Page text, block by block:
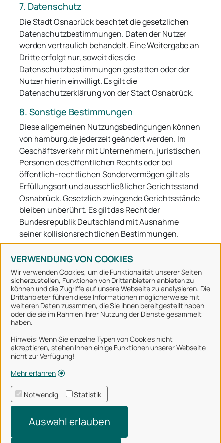
VERWENDUNG VON COOKIES
Wir verwenden Cookies, um die Funktionalität unserer Seiten
sicherzustellen, Funktionen von Drittanbietern anbieten zu
können und die Zugriffe auf unsere Webseite zu analysieren. Die
Drittanbieter führen diese Informationen möglicherweise mit
weiteren Daten zusammen, die Sie ihnen bereitgestellt haben
oder die sie im Rahmen Ihrer Nutzung der Dienste gesammelt
haben.
Hinweis: Wenn Sie einzelne Typen von Cookies nicht
akzeptieren, stehen Ihnen einige Funktionen unserer Webseite
nicht zur Verfügung!
Mehr erfahren
Notwendig Statistik
Auswahl erlauben
7. Datenschutz
Die Stadt Osnabrück beachtet die gesetzlichen
Datenschutzbestimmungen. Daten der Nutzer
werden vertraulich behandelt. Eine Weitergabe an
Dritte erfolgt nur, soweit dies die
Datenschutzbestimmungen gestatten oder der
Nutzer hierin einwilligt. Es gilt die
Datenschutzerklärung von der Stadt Osnabrück.
8. Sonstige Bestimmungen
Diese allgemeinen Nutzungsbedingungen können
von hamburg.de jederzeit geändert werden. Im
Geschäftsverkehr mit Unternehmern, juristischen
Personen des öffentlichen Rechts oder bei
öffentlich-rechtlichen Sondervermögen gilt als
Erfüllungsort und ausschließlicher Gerichtsstand
Osnabrück. Gesetzlich zwingende Gerichtsstände
bleiben unberührt. Es gilt das Recht der
Bundesrepublik Deutschland mit Ausnahme
seiner kollisionsrechtlichen Bestimmungen.
Stadt Osnabrück
Alle Rechte vorbehalten
Über uns
Impressum
Datenschutzerklärung